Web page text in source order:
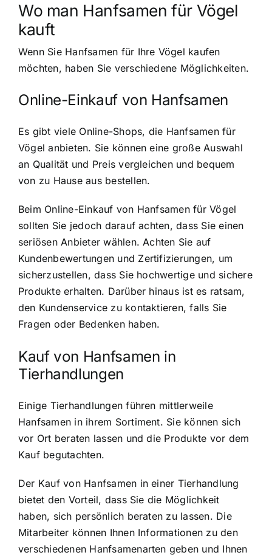
Wo man Hanfsamen für Vögel
kauft
Wenn Sie Hanfsamen für Ihre Vögel kaufen
möchten, haben Sie verschiedene Möglichkeiten.
Online-Einkauf von Hanfsamen
Es gibt viele Online-Shops, die Hanfsamen für
Vögel anbieten. Sie können eine große Auswahl
an Qualität und Preis vergleichen und bequem
von zu Hause aus bestellen.
Beim Online-Einkauf von Hanfsamen für Vögel
sollten Sie jedoch darauf achten, dass Sie einen
seriösen Anbieter wählen. Achten Sie auf
Kundenbewertungen und Zertifizierungen, um
sicherzustellen, dass Sie hochwertige und sichere
Produkte erhalten. Darüber hinaus ist es ratsam,
den Kundenservice zu kontaktieren, falls Sie
Fragen oder Bedenken haben.
Kauf von Hanfsamen in
Tierhandlungen
Einige Tierhandlungen führen mittlerweile
Hanfsamen in ihrem Sortiment. Sie können sich
vor Ort beraten lassen und die Produkte vor dem
Kauf begutachten.
Der Kauf von Hanfsamen in einer Tierhandlung
bietet den Vorteil, dass Sie die Möglichkeit
haben, sich persönlich beraten zu lassen. Die
Mitarbeiter können Ihnen Informationen zu den
verschiedenen Hanfsamenarten geben und Ihnen